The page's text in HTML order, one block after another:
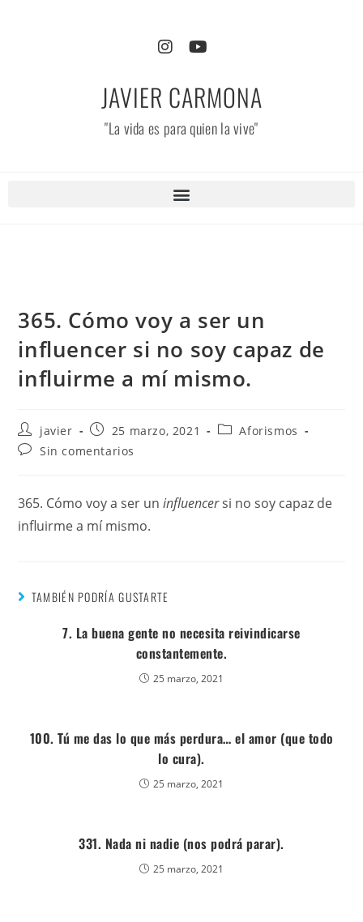
JAVIER CARMONA
"La vida es para quien la vive"
365. Cómo voy a ser un
influencer si no soy capaz de
influirme a mí mismo.
javier 25 marzo, 2021
Aforismos
Sin comentarios
365. Cómo voy a ser uninfluencersi no soy capaz de
influirme a mí mismo.
TAMBIÉN PODRÍA GUSTARTE
7. La buena gente no necesita reivindicarse
constantemente.
25 marzo, 2021
100. Tú me das lo que más perdura… el amor (que todo
lo cura).
25 marzo, 2021
331. Nada ni nadie (nos podrá parar).
25 marzo, 2021